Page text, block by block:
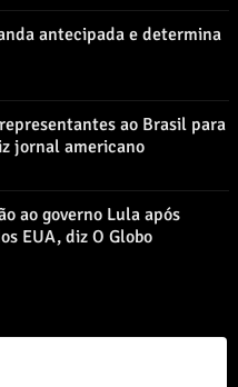
antecipada e determina
ao Brasil para
jornal americano
ao governo Lula após
EUA, diz O Globo